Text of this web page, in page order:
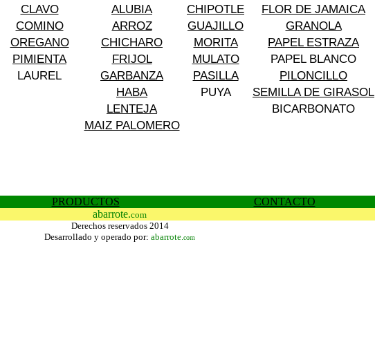
CLAVO ALUBIA CHIPOTLE
FLOR DE JAMAICA
COMINO ARROZ GUAJILLO
GRANOLA
OREGANO CHICHARO MORITA
PAPEL ESTRAZA
PIMIENTA FRIJOL MULATO
PAPEL BLANCO
LAUREL GARBANZA PASILLA
PILONCILLO
HABA PUYA
SEMILLA DE GIRASOL
LENTEJA
BICARBONATO
MAIZ PALOMERO
PRODUCTOS
CONTACTO
abarrote.com
Derechos reservados 2014
Desarrollado y operado por: abarrote.com